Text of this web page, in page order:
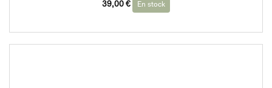
39,00 € En stock